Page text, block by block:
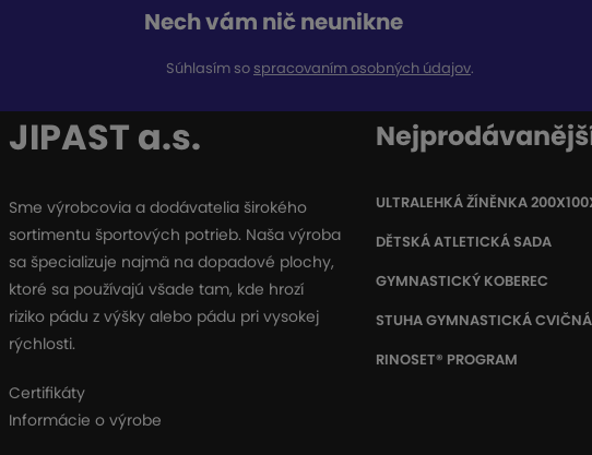
Nech vám nič neunikne
Súhlasím so spracovaním osobných údajov.
JIPAST a.s.
Sme výrobcovia a dodávatelia širokého
sortimentu športových potrieb. Naša výroba
sa špecializuje najmä na dopadové plochy,
ktoré sa používajú všade tam, kde hrozí
riziko pádu z výšky alebo pádu pri vysokej
rýchlosti.
Certifikáty
Informácie o výrobe
ULTRALEHKÁ ŽÍNĚNKA
DĚTSKÁ ATLETICKÁ SADA
GYMNASTICKÝ KOBEREC
STUHA GYMNASTICKÁ
RINOSET® PROGRAM